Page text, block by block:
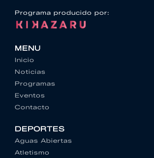
Programa producido por:
MENU
Inicio
Noticias
Programas
Eventos
Contacto
DEPORTES
Aguas Abiertas
Atletismo